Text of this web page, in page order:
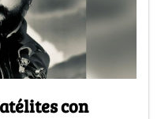
con